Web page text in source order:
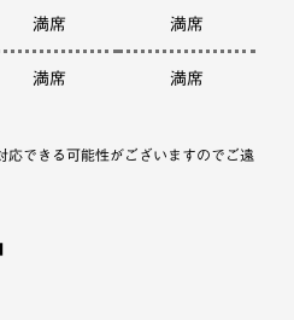
満席 満席
満席 満席
できる可能性がございますのでご遠